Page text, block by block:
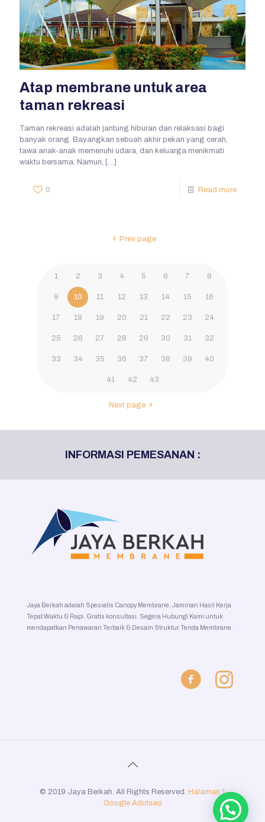
Atap membrane untuk area
taman rekreasi
Taman rekreasi adalah jantung hiburan dan relaksasi bagi
banyak orang. Bayangkan sebuah akhir pekan yang cerah,
tawa anak-anak memenuhi udara, dan keluarga menikmati
waktu bersama. Namun, […]
0 Read more
Prev page
1 2 3 4 5 6 7 8
9 10 11 12 13 14 15 16
17 18 19 20 21 22 23 24
25 26 27 28 29 30 31 32
33 34 35 36 37 38 39 40
41 42 43
Next page
INFORMASI PEMESANAN :
Jaya Berkah adalah Spesialis Canopy Membrane, Jaminan Hasil Kerja
Tepat Waktu & Rapi. Gratis konsultasi. Segera Hubungi Kami untuk
mendapatkan Penawaran Terbaik & Desain Struktur Tenda Membrane.
© 2019 Jaya Berkah. All Rights Reserved. Halaman 1
Google Adotseo